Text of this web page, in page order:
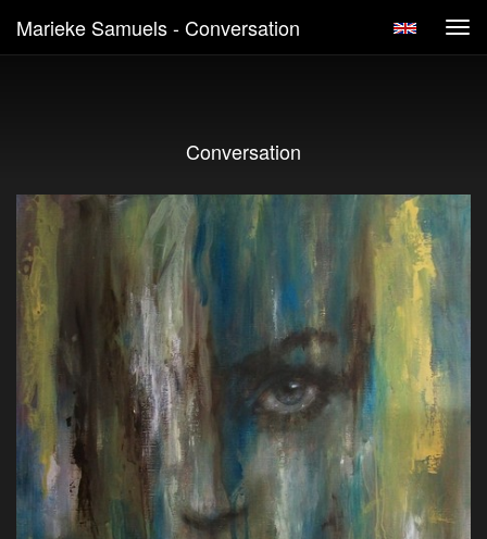
Marieke Samuels - Conversation
Conversation